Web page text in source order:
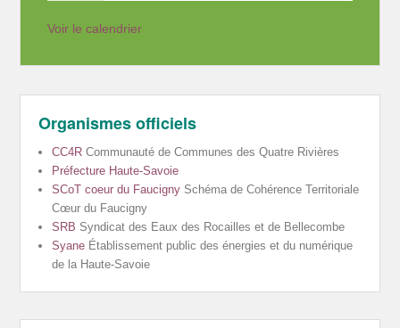
Voir le calendrier
Organismes officiels
CC4R Communauté de Communes des Quatre Rivières
Préfecture Haute-Savoie
SCoT coeur du Faucigny Schéma de Cohérence Territoriale
Cœur du Faucigny
SRB Syndicat des Eaux des Rocailles et de Bellecombe
Syane Établissement public des énergies et du numérique
de la Haute-Savoie